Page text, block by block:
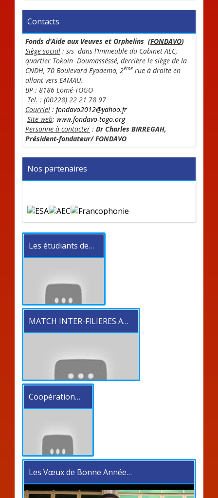
Contacts
Fonds d’Aide aux Veuves et Orphelins (FONDAVO)
Siège social : sis dans l’Immeuble du Cabinet AEC,
quartier Tokoin Doumasséssé, derrière le siège de la
CNDH, 70 Boulevard Eyadema, 2ème rue à droite en
allant vers EAMAU.
BP : 8186 Lomé-TOGO
Tel. : (00228) 22 21 78 97
Courriel : fondavo2012@yahoo.fr
Site web: www.fondavo-togo.org
Personne à contacter : Dr Charles BIRREGAH,
Président-fondateur/ FONDAVO
Nos partenaires
Les étudiants de…
MATCH INTER-FILIERES A…
Coopération…
Les Vœux de Bonne Année…